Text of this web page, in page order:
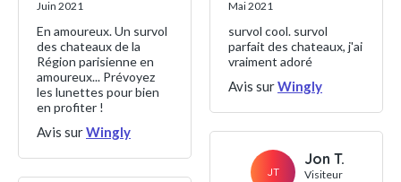
Juin 2021
En amoureux. Un survol
des chateaux de la
Région parisienne en
amoureux... Prévoyez
les lunettes pour bien
en profiter !
Avis surWingly
Mai 2021
survol cool. survol
parfait des chateaux, j'ai
vraiment adoré
Avis surWingly
JT
Jon T.
Visiteur